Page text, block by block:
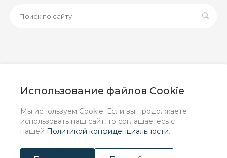
Использование файлов Cookie
Мы используем Cookie. Если вы продолжаете
использовать наш сайт, то соглашаетесь с
нашей Политикой конфиденциальности.
информационный характер и ни при каких условиях не
положениями Статьи 437 (2) ГК РФ.